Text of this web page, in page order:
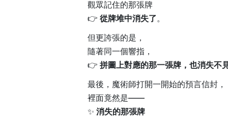
觀眾記住的那張牌
👉 從牌堆中消失了。
但更誇張的是，
隨著同一個響指，
👉 拼圖上對應的那一張牌，也消失不
最後，魔術師打開一開始的預言信封，
裡面竟然是——
✨ 消失的那張牌